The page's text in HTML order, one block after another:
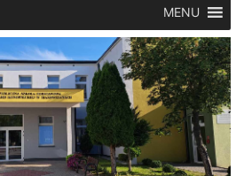
MENU